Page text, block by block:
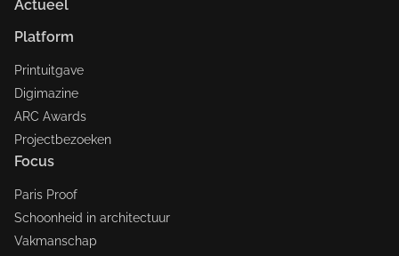
Actueel
Platform
Printuitgave
Digimazine
ARC Awards
Projectbezoeken
Focus
Paris Proof
Schoonheid in architectuur
Vakmanschap